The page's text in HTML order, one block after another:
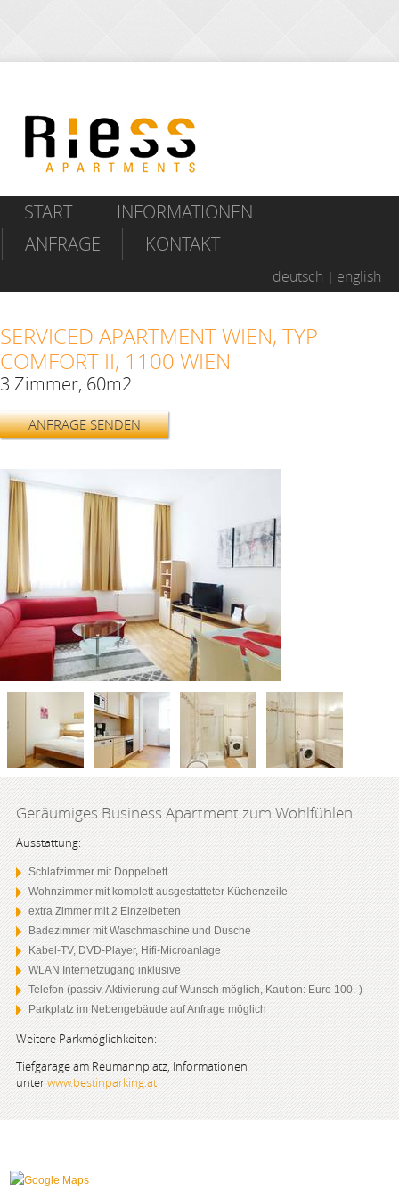
START
INFORMATIONEN
ANFRAGE
KONTAKT
deutsch english
SERVICED APARTMENT WIEN, TYP
COMFORT II, 1100 WIEN
3 Zimmer, 60m2
ANFRAGE SENDEN
Geräumiges Business Apartment zum Wohlfühlen
Ausstattung:
Schlafzimmer mit Doppelbett
Wohnzimmer mit komplett ausgestatteter Küchenzeile
extra Zimmer mit 2 Einzelbetten
Badezimmer mit Waschmaschine und Dusche
Kabel-TV, DVD-Player, Hifi-Microanlage
WLAN Internetzugang inklusive
Telefon (passiv, Aktivierung auf Wunsch möglich, Kaution: Euro 100.-)
Parkplatz im Nebengebäude auf Anfrage möglich
Weitere Parkmöglichkeiten:
Tiefgarage am Reumannplatz, Informationen
unterwww.bestinparking.at